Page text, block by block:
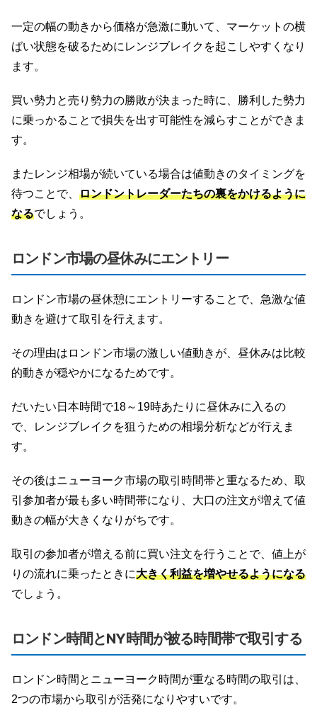
一定の幅の動きから価格が急激に動いて、マーケットの横
ばい状態を破るためにレンジブレイクを起こしやすくなり
ます。
買い勢力と売り勢力の勝敗が決まった時に、勝利した勢力
に乗っかることで損失を出す可能性を減らすことができま
す。
またレンジ相場が続いている場合は値動きのタイミングを
待つことで、 ロンドントレーダーたちの裏をかけるように
なるでしょう。
ロンドン市場の昼休みにエントリー
ロンドン市場の昼休憩にエントリーすることで、急激な値
動きを避けて取引を行えます。
その理由はロンドン市場の激しい値動きが、昼休みは比較
的動きが穏やかになるためです。
だいたい日本時間で18～19時あたりに昼休みに入るの
で、レンジブレイクを狙うための相場分析などが行えま
す。
その後はニューヨーク市場の取引時間帯と重なるため、取
引参加者が最も多い時間帯になり、大口の注文が増えて値
動きの幅が大きくなりがちです。
取引の参加者が増える前に買い注文を行うことで、値上が
りの流れに乗ったときに大きく利益を増やせるようになる
でしょう。
ロンドン時間とNY時間が被る時間帯で取引する
ロンドン時間とニューヨーク時間が重なる時間の取引は、
2つの市場から取引が活発になりやすいです。